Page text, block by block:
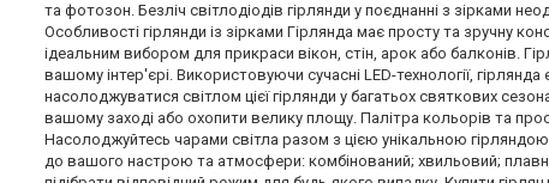
та фотозон. Безліч світлодіодів гірлянди у поєднанні з
Особливості гірлянди із зірками Гірлянда має просту та зручну
ідеальним вибором для прикраси вікон, стін, арок або балконів.
вашому інтер'єрі. Використовуючи сучасні LED-технології,
насолоджуватися світлом цієї гірлянди у багатьох святкових
вашому заході або охопити велику площу. Палітра кольорів та
Насолоджуйтесь чарами світла разом з цією унікальною
до вашого настрою та атмосфери: комбінований; хвильовий;